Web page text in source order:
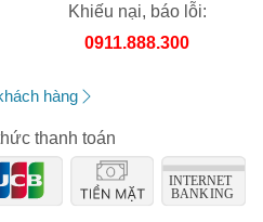
Khiếu nại, báo lỗi:
0911.888.300
hàng
thanh toán